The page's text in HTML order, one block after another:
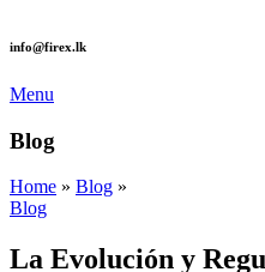
info@firex.lk
Menu
Blog
Home » Blog »
Blog
La Evolución y